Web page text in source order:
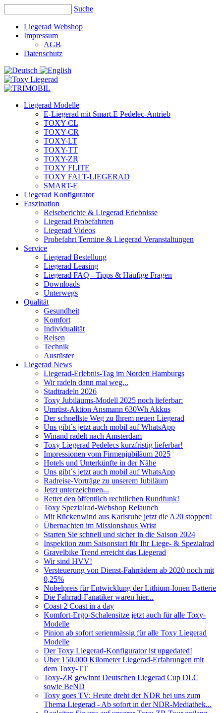
Suche
Liegerad Webshop
Impressum
AGB
Datenschutz
Liegerad Modelle
E-Liegerad mit Smart.E Pedelec-Antrieb
TOXY-CL
TOXY-CR
TOXY-LT
TOXY-TT
TOXY-ZR
TOXY FLITE
TOXY FALT-LIEGERAD
SMART-E
Liegerad Konfigurator
Faszination
Reiseberichte & Liegerad Erlebnisse
Liegerad Probefahrten
Liegerad Videos
Probefahrt Termine & Liegerad Veranstaltungen
Service
Liegerad Bestellung
Liegerad Leasing
Liegerad FAQ - Tipps & Häufige Fragen
Downloads
Unterwegs
Qualität
Gesundheit
Komfort
Individualität
Reisen
Technik
Ausrüster
Liegerad News
Liegerad-Erlebnis-Tag im Norden Hamburgs
Wir radeln dann mal weg...
Stadtradeln 2026
Toxy Jubiläums-Modell 2025 noch lieferbar:
Umrüst-Aktion Ansmann 630Wh Akkus
Der schnellste Weg zu Ihrem neuen Liegerad
Uns gibt´s jetzt auch mobil auf WhatsApp
Winand radelt nach Amsterdam
Toxy Liegerad Pedelecs kurzfristig lieferbar!
Impressionen vom Firmenjubiläum 2025
Hotels und Unterkünfte in der Nähe
Uns gibt´s jetzt auch mobil auf WhatsApp
Radreise-Vorträge zu unserem Jubiläum
Jetzt unterzeichnen...
Rettet den öffentlich rechtlichen Rundfunk!
Toxy Spezialrad-Webshop Relaunch
Mit Rückenwind aus Karlsruhe jetzt die A20 stoppen!
Übernachten im Missionshaus Wrist
Starten Sie schnell und sicher in die Saison 2024
Inspektion zum Saisonstart für Ihr Liege- & Spezialrad
Gravelbike Trend erreicht das Liegerad
Wir sind HVV!
Versteuerung von Dienst-Fahrrädern ab 2020 noch mit
0,25%
Nobelpreis für Entwicklung der Lithium-Ionen Batterie
Die Fahrrad-Fanatiker waren hier...
Coast 2 Coast in a day
Komfort-Ergo-Schalensitze jetzt auch für alle Toxy-
Modelle
Pinion ab sofort serienmässig für alle Toxy Liegerad
Modelle
Der Toxy Liegerad-Konfigurator ist upgedated!
Über 150.000 Kilometer Liegerad-Erfahrungen mit
dem Toxy-TT
Toxy-ZR gewinnt Deutschen Liegerad Cup DLC
sowie BeND
Toxy goes TV: Heute dreht der NDR bei uns zum
Thema Liegerad - Ab sofort in der NDR-Mediathek...